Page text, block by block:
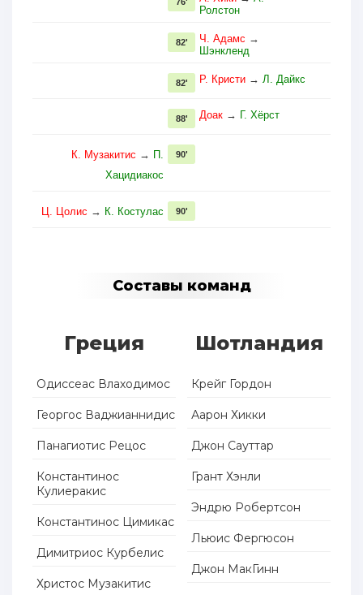
Ролстон
Ч. Адамс →
Шэнкленд
82'
Р. Кристи → Л. Дайкс
82'
Доак → Г. Хёрст
88'
К. Музакитис → П.
Хацидиакос
90'
Ц. Цолис → К. Костулас 90'
Составы команд
Греция
Одиссеас Влаходимос
Георгос Ваджианнидис
Панагиотис Рецос
Константинос
Кулиеракис
Константинос Цимикас
Димитриос Курбелис
Христос Музакитис
Шотландия
Крейг Гордон
Аарон Хикки
Джон Сауттар
Грант Хэнли
Эндрю Робертсон
Льюис Фергюсон
Джон МакГинн